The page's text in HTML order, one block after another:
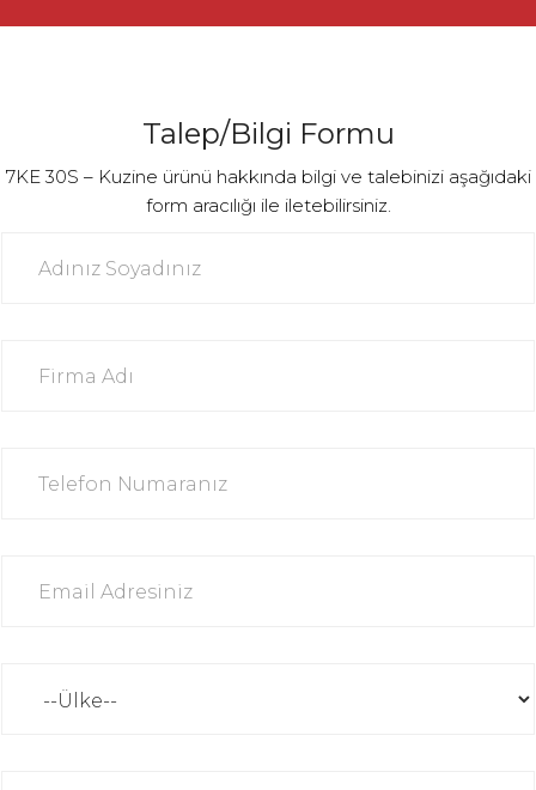
Talep/Bilgi Formu
7KE 30S – Kuzine ürünü hakkında bilgi ve talebinizi aşağıdaki
form aracılığı ile iletebilirsiniz.